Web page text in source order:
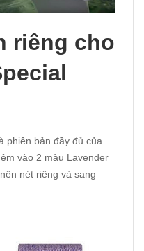
riêng cho
phiên bản đầy đủ của
vào 2 màu Lavender
nét riêng và sang